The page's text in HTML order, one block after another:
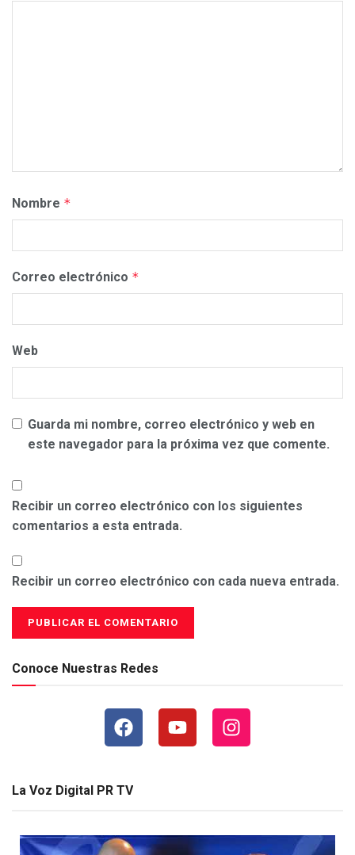
Nombre *
Correo electrónico *
Web
Guarda mi nombre, correo electrónico y web en
este navegador para la próxima vez que comente.
Recibir un correo electrónico con los siguientes
comentarios a esta entrada.
Recibir un correo electrónico con cada nueva entrada.
Conoce Nuestras Redes
La Voz Digital PR TV